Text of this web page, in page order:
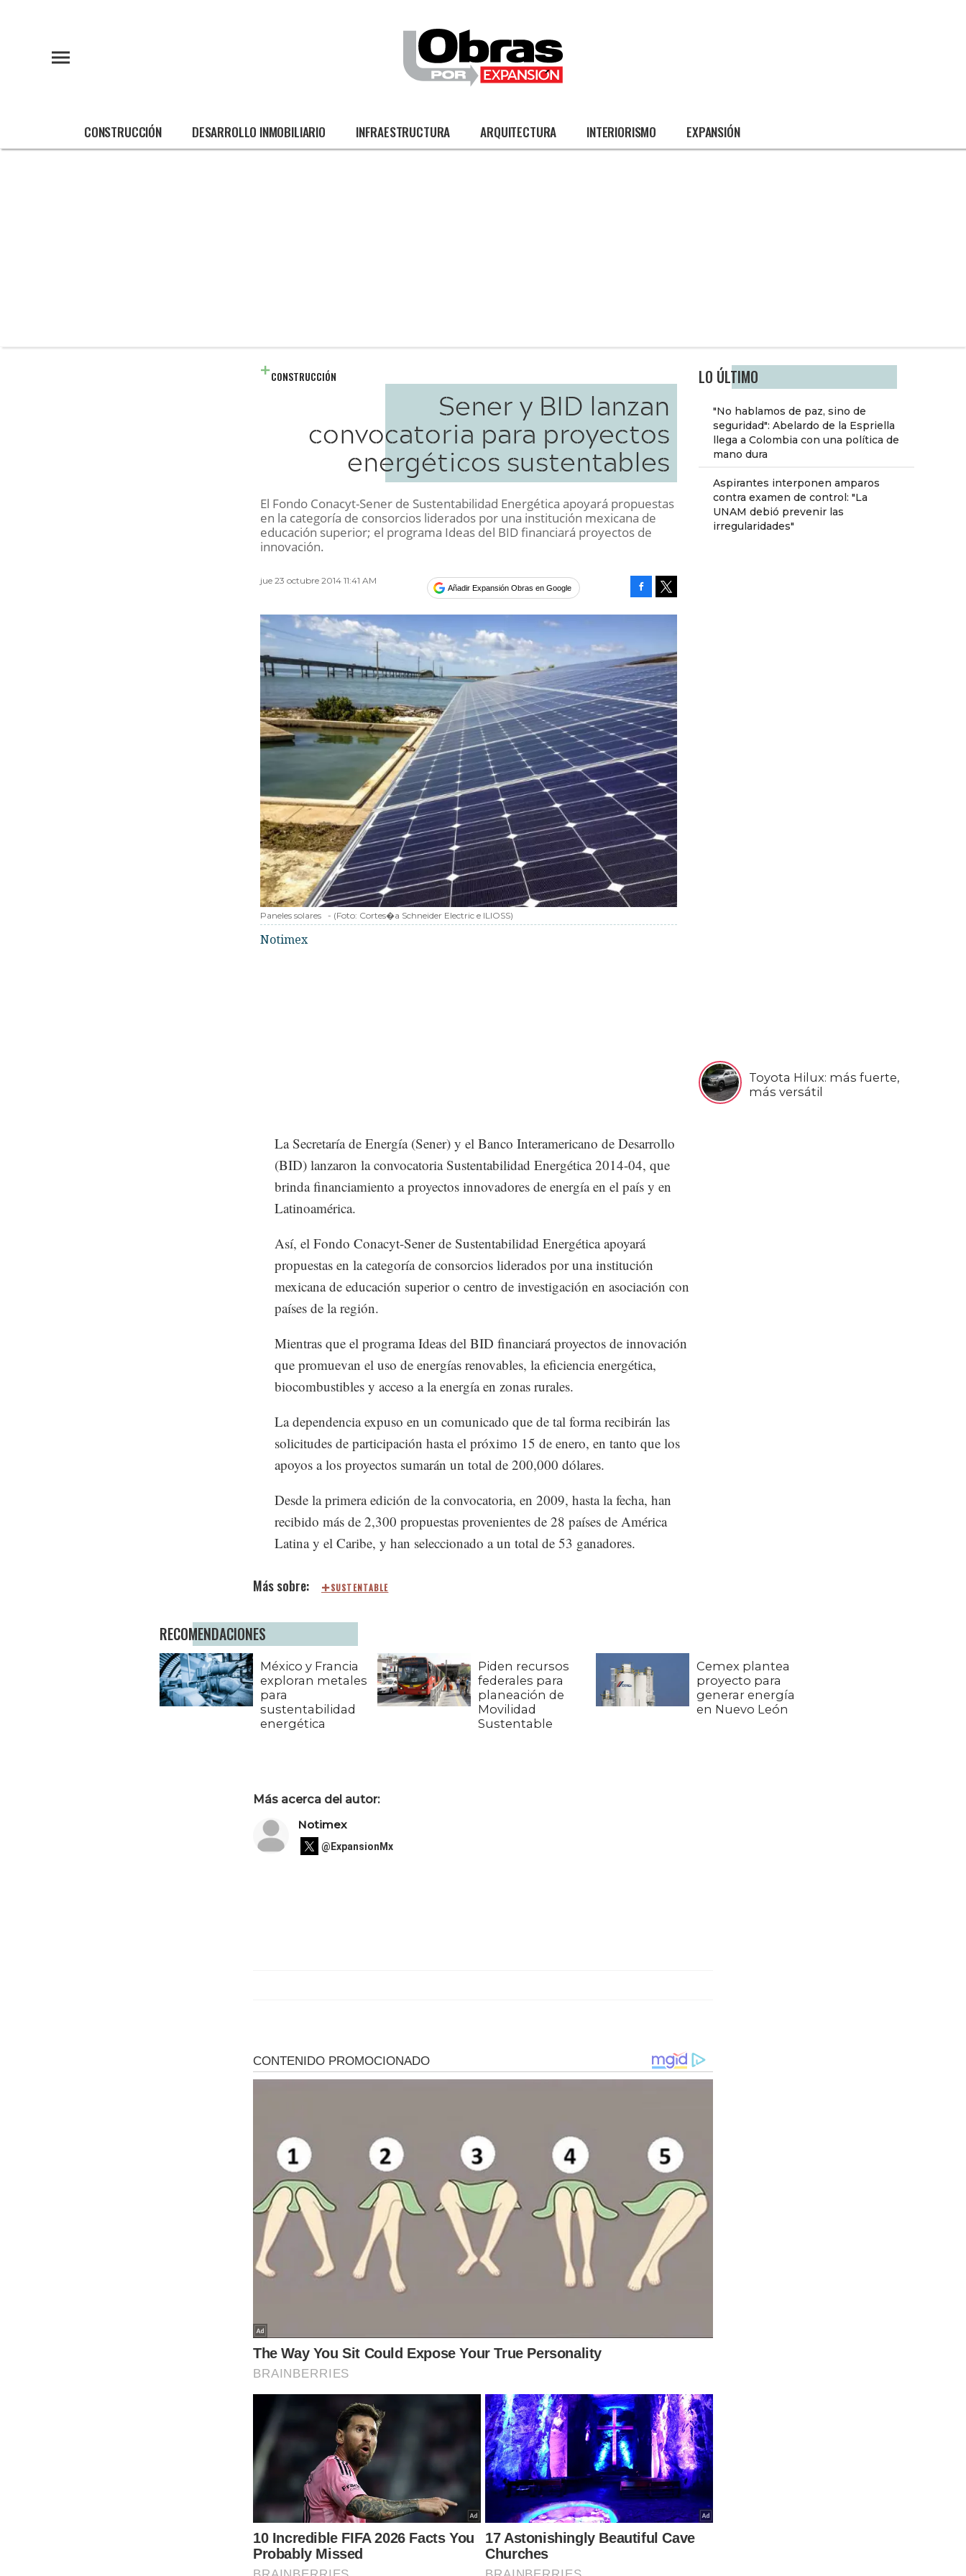
CONSTRUCCIÓN DESARROLLO INMOBILIARIO INFRAESTRUCTURA ARQUITECTURA INTERIORISMO EXPANSIÓN
LO ÚLTIMO
"No hablamos de paz, sino de
seguridad": Abelardo de la Espriella
llega a Colombia con una política de
mano dura
Aspirantes interponen amparos
contra examen de control: "La
UNAM debió prevenir las
irregularidades"
Toyota Hilux: más fuerte,
más versátil
CONSTRUCCIÓN
Sener y BID lanzan
convocatoria para proyectos
energéticos sustentables
El Fondo Conacyt-Sener de Sustentabilidad Energética apoyará propuestas
en la categoría de consorcios liderados por una institución mexicana de
educación superior; el programa Ideas del BID financiará proyectos de
innovación.
jue 23 octubre 2014 11:41 AM
Añadir Expansión Obras en Google
Paneles solares - (Foto: Cortes�a Schneider Electric e ILIOSS)
Notimex
La Secretaría de Energía (Sener) y el Banco Interamericano de Desarrollo
(BID) lanzaron la convocatoria Sustentabilidad Energética 2014-04, que
brinda financiamiento a proyectos innovadores de energía en el país y en
Latinoamérica.
Así, el Fondo Conacyt-Sener de Sustentabilidad Energética apoyará
propuestas en la categoría de consorcios liderados por una institución
mexicana de educación superior o centro de investigación en asociación con
países de la región.
Mientras que el programa Ideas del BID financiará proyectos de innovación
que promuevan el uso de energías renovables, la eficiencia energética,
biocombustibles y acceso a la energía en zonas rurales.
La dependencia expuso en un comunicado que de tal forma recibirán las
solicitudes de participación hasta el próximo 15 de enero, en tanto que los
apoyos a los proyectos sumarán un total de 200,000 dólares.
Desde la primera edición de la convocatoria, en 2009, hasta la fecha, han
recibido más de 2,300 propuestas provenientes de 28 países de América
Latina y el Caribe, y han seleccionado a un total de 53 ganadores.
SUSTENTABLE
RECOMENDACIONES
México y Francia
exploran metales
para
sustentabilidad
energética
Piden recursos
federales para
planeación de
Movilidad
Sustentable
Cemex plantea
proyecto para
generar energía
en Nuevo León
Más acerca del autor:
Notimex
@ExpansionMx